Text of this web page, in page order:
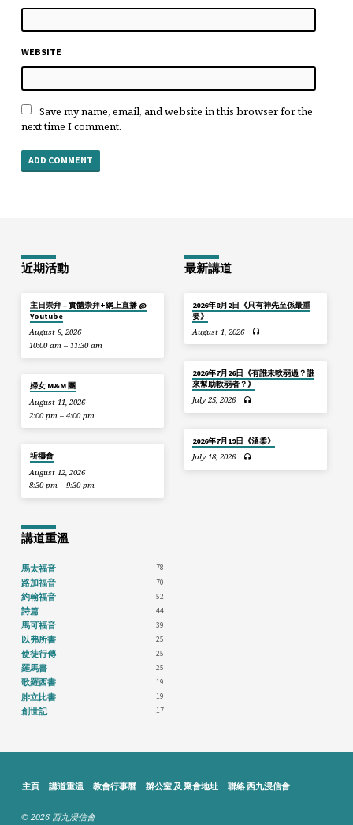
WEBSITE
Save my name, email, and website in this browser for the
next time I comment.
近期活動
主日崇拜 – 實體崇拜+網上直播 @
Youtube
August 9, 2026
10:00 am – 11:30 am
婦女 M&M 團
August 11, 2026
2:00 pm – 4:00 pm
祈禱會
August 12, 2026
8:30 pm – 9:30 pm
最新講道
2026年8月2日《只有神先至係最重
要》
August 1, 2026
2026年7月26日《有誰未軟弱過？誰
來幫助軟弱者？》
July 25, 2026
2026年7月19日《溫柔》
July 18, 2026
講道重溫
馬太福音 78
路加福音 70
約翰福音 52
詩篇 44
馬可福音 39
以弗所書 25
使徒行傳 25
羅馬書 25
歌羅西書 19
腓立比書 19
創世記 17
主頁 講道重溫 教會行事曆 辦公室 及 聚會地址 聯絡 西九浸信會
© 2026 西九浸信會